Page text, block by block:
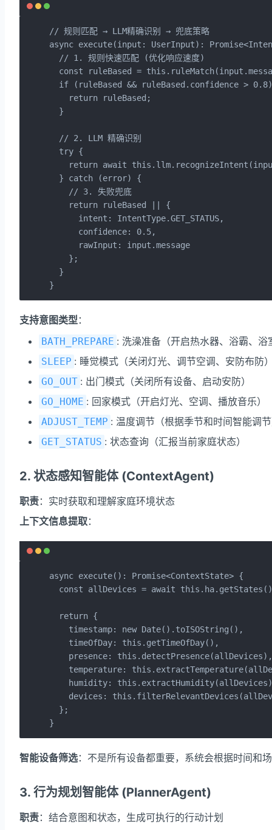
// 规则匹配 → LLM精确识别 → 兜底策略
async execute(input: UserInput):
  // 1. 规则快速匹配 (优化响应速度)
const ruleBased =
if (ruleBased && ruleBased.confidence >
    return ruleBased;
  }
  // 2. LLM 精确识别
  try {
return await
  } catch (error) {
    // 3. 失败兜底
    return ruleBased || {
      intent: IntentType.GET_STATUS,
      confidence: 0.5,
      rawInput: input.message
    };
  }
}
支持意图类型：
BATH_PREPARE : 洗澡准备（开启热水器、浴霸、浴
SLEEP : 睡觉模式（关闭灯光、调节空调、安防布防）
GO_OUT : 出门模式（关闭所有设备、启动安防）
GO_HOME : 回家模式（开启灯光、空调、播放音乐）
ADJUST_TEMP : 温度调节（根据季节和时间智能调节
GET_STATUS : 状态查询（汇报当前家庭状态）
2. 状态感知智能体 (ContextAgent)
职责：实时获取和理解家庭环境状态
上下文信息提取：
async execute(): Promise<ContextState> {
const allDevices = await
  return {
    timestamp: new Date().toISOString(),
timeOfDay: this.getTimeOfDay(),
presence: this.detectPresence(allDevices),
temperature:
humidity:
devices:
  };
}
智能设备筛选：不是所有设备都重要，系统会根据时间和
3. 行为规划智能体 (PlannerAgent)
职责：结合意图和状态，生成可执行的行动计划